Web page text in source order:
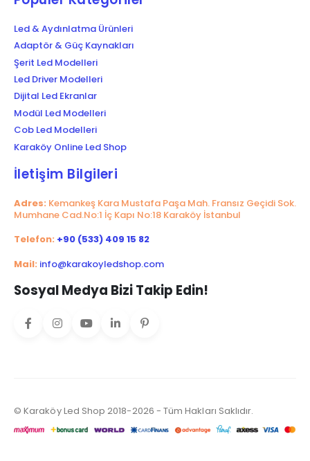
Led & Aydınlatma Ürünleri
Adaptör & Güç Kaynakları
Şerit Led Modelleri
Led Driver Modelleri
Dijital Led Ekranlar
Modül Led Modelleri
Cob Led Modelleri
Karaköy Online Led Shop
İletişim Bilgileri
Adres: Kemankeş Kara Mustafa Paşa Mah. Fransız Geçidi Sok.
Mumhane Cad.No:1 İç Kapı No:18 Karaköy İstanbul
Telefon: +90 (533) 409 15 82
Mail: info@karakoyledshop.com
Sosyal Medya Bizi Takip Edin!
© Karaköy Led Shop 2018-2026 - Tüm Hakları Saklıdır.